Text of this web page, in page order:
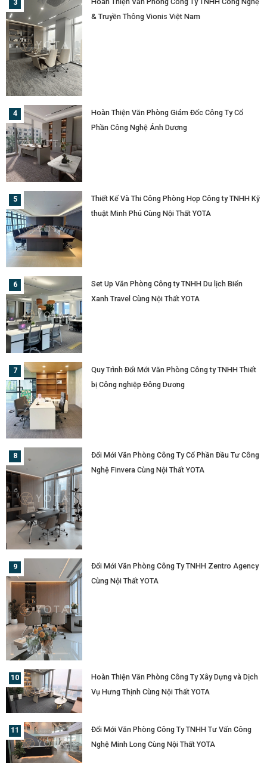
& Truyền Thông Vionis Việt Nam
Hoàn Thiện Văn Phòng Giám Đốc Công Ty Cổ
Phần Công Nghệ Ánh Dương
Thiết Kế Và Thi Công Phòng Họp Công ty TNHH Kỹ
thuật Minh Phú Cùng Nội Thất YOTA
Set Up Văn Phòng Công ty TNHH Du lịch Biển
Xanh Travel Cùng Nội Thất YOTA
Quy Trình Đổi Mới Văn Phòng Công ty TNHH Thiết
bị Công nghiệp Đông Dương
Đổi Mới Văn Phòng Công Ty Cổ Phần Đầu Tư Công
Nghệ Finvera Cùng Nội Thất YOTA
Đổi Mới Văn Phòng Công Ty TNHH Zentro Agency
Cùng Nội Thất YOTA
Hoàn Thiện Văn Phòng Công Ty Xây Dựng và Dịch
Vụ Hưng Thịnh Cùng Nội Thất YOTA
Đổi Mới Văn Phòng Công Ty TNHH Tư Vấn Công
Nghệ Minh Long Cùng Nội Thất YOTA